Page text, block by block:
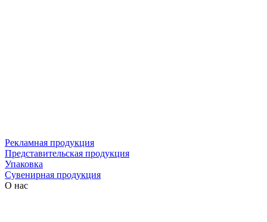
Рекламная продукция
Представительская продукция
Упаковка
Сувенирная продукция
О нас